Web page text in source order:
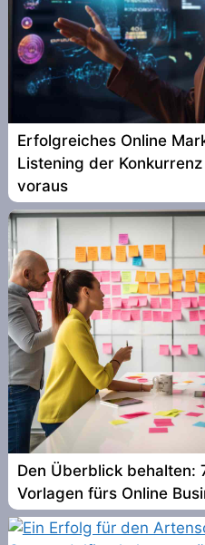
Erfolgreiches Online
Listening der
voraus
Den Überblick behalten:
Vorlagen fürs Online